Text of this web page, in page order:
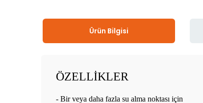
Ürün Bilgisi
ÖZELLİKLER
- Bir veya daha fazla su alma noktası için